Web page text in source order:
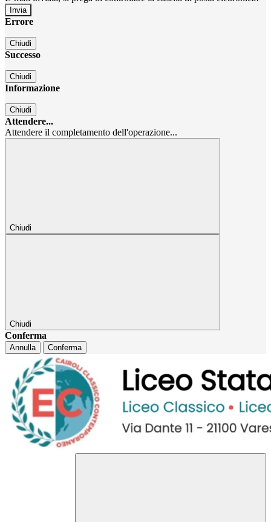
Errore
Chiudi
Successo
Chiudi
Informazione
Chiudi
Attendere...
Attendere il completamento dell'operazione...
Chiudi
Chiudi
Conferma
Annulla Conferma